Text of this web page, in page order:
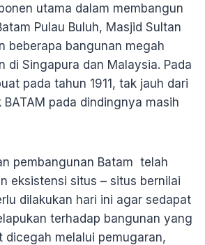
utama dalam membangun
Pulau Buluh, Masjid Sultan
beberapa bangunan megah
di Singapura dan Malaysia. Pada
pada tahun 1911, tak jauh dari
pada dindingnya masih
pembangunan Batam telah
eksistensi situs – situs bernilai
dilakukan hari ini agar sedapat
terhadap bangunan yang
dicegah melalui pemugaran,